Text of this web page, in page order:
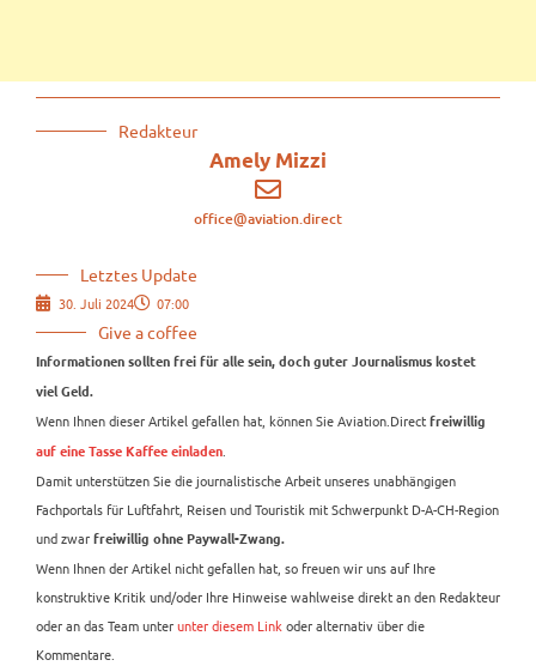
Redakteur
Amely Mizzi
office@aviation.direct
Letztes Update
30. Juli 2024 07:00
Give a coffee
Informationen sollten frei für alle sein, doch guter Journalismus kostet
viel Geld.
Wenn Ihnen dieser Artikel gefallen hat, können Sie Aviation.Direct freiwillig
auf eine Tasse Kaffee einladen.
Damit unterstützen Sie die journalistische Arbeit unseres unabhängigen
Fachportals für Luftfahrt, Reisen und Touristik mit Schwerpunkt D-A-CH-Region
und zwar freiwillig ohne Paywall-Zwang.
Wenn Ihnen der Artikel nicht gefallen hat, so freuen wir uns auf Ihre
konstruktive Kritik und/oder Ihre Hinweise wahlweise direkt an den Redakteur
oder an das Team unterunter diesem Linkoder alternativ über die
Kommentare.